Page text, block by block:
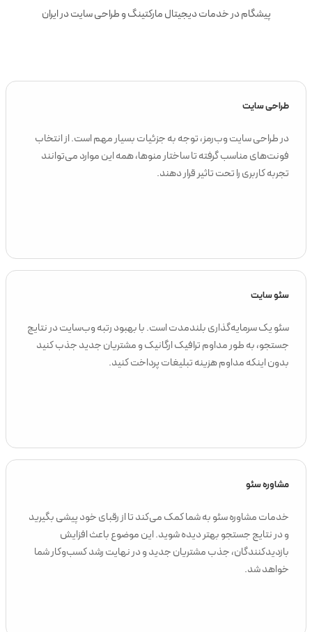
پیشگام در خدمات دیجیتال مارکتینگ و طراحی سایت در ایران
طراحی سایت
در طراحی سایت وب‌رمز، توجه به جزئیات بسیار مهم است. از انتخاب
فونت‌های مناسب گرفته تا ساختار منوها، همه این موارد می‌توانند
تجربه کاربری را تحت تاثیر قرار دهند.
سئو سایت
سئو یک سرمایه‌گذاری بلندمدت است. با بهبود رتبه وب‌سایت در نتایج
جستجو، به طور مداوم ترافیک ارگانیک و مشتریان جدید جذب کنید
بدون اینکه مداوم هزینه‌ تبلیغات پرداخت کنید.
مشاوره سئو
خدمات مشاوره سئو به شما کمک می‌کند تا از رقبای خود پیشی بگیرید
و در نتایج جستجو بهتر دیده شوید. این موضوع باعث افزایش
بازدیدکنندگان، جذب مشتریان جدید و در نهایت رشد کسب‌وکار شما
خواهد شد.